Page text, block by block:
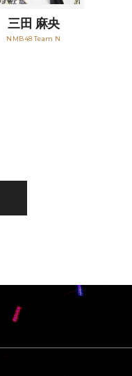
三田 麻央
NMB48 Team N